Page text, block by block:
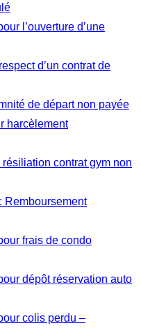
l’ouverture d’une
d’un contrat de
de départ non payée
harcèlement
contrat gym non
Remboursement
frais de condo
dépôt réservation auto
colis perdu –